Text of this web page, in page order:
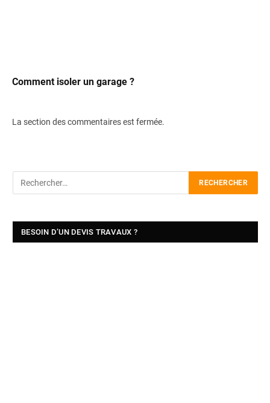
Comment isoler un garage ?
La section des commentaires est fermée.
BESOIN D’UN DEVIS TRAVAUX ?